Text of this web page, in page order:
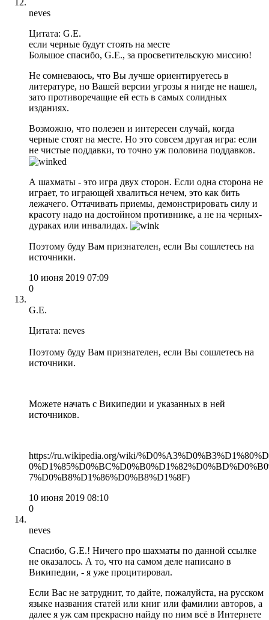
neves
Цитата: G.E.
если черные будут стоять на месте
Большое спасибо, G.E., за просветительскую миссию!
Не сомневаюсь, что Вы лучше ориентируетесь в
литературе, но Вашей версии угрозы я нигде не нашел,
зато противоречащие ей есть в самых солидных
изданиях.
Возможно, что полезен и интересен случай, когда
черные стоят на месте. Но это совсем другая игра: если
не чистые поддавки, то точно уж половина поддавков.
А шахматы - это игра двух сторон. Если одна сторона не
играет, то играющей хвалиться нечем, это как бить
лежачего. Оттачивать приемы, демонстрировать силу и
красоту надо на достойном противнике, а не на черных-
дураках или инвалидах.
Поэтому буду Вам признателен, если Вы сошлетесь на
источники.
10 июня 2019 07:09
0
G.E.
Цитата: neves
Поэтому буду Вам признателен, если Вы сошлетесь на
источники.
Можете начать с Википедии и указанных в ней
источников.
https://ru.wikipedia.org/wiki/
7%D0%B8%D1%86%D0%B8%D1%8F)
10 июня 2019 08:10
0
neves
Спасибо, G.E.! Ничего про шахматы по данной ссылке
не оказалось. А то, что на самом деле написано в
Википедии, - я уже процитировал.
Если Вас не затруднит, то дайте, пожалуйста, на русском
языке названия статей или книг или фамилии авторов, а
далее я уж сам прекрасно найду по ним всё в Интернете